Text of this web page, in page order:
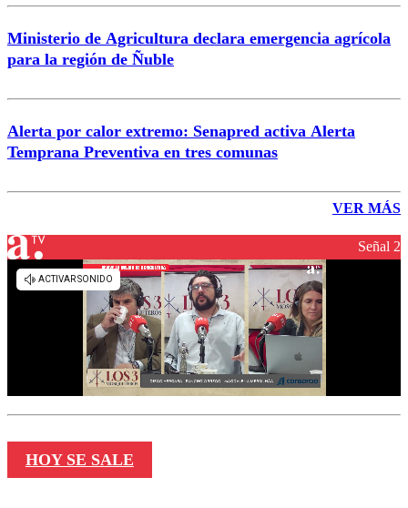
Ministerio de Agricultura declara emergencia agrícola
para la región de Ñuble
Alerta por calor extremo: Senapred activa Alerta
Temprana Preventiva en tres comunas
VER MÁS
Señal 2
HOY SE SALE